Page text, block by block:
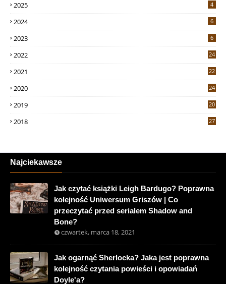
2025 4
2024 6
2023 6
2022 24
2021 22
2020 24
2019 20
2018 27
Najciekawsze
Jak czytać książki Leigh Bardugo? Poprawna
kolejność Uniwersum Griszów | Co
przeczytać przed serialem Shadow and
Bone?
czwartek, marca 18, 2021
Jak ogarnąć Sherlocka? Jaka jest poprawna
kolejność czytania powieści i opowiadań
Doyle'a?